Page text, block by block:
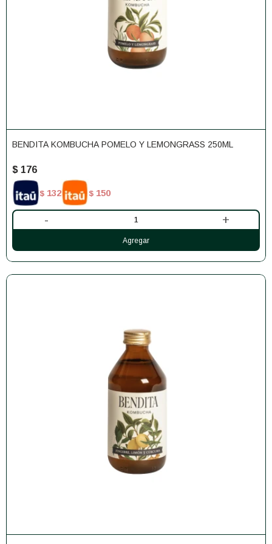
BENDITA KOMBUCHA POMELO Y LEMONGRASS 250ML
$ 176
$ 132 $ 150
- +